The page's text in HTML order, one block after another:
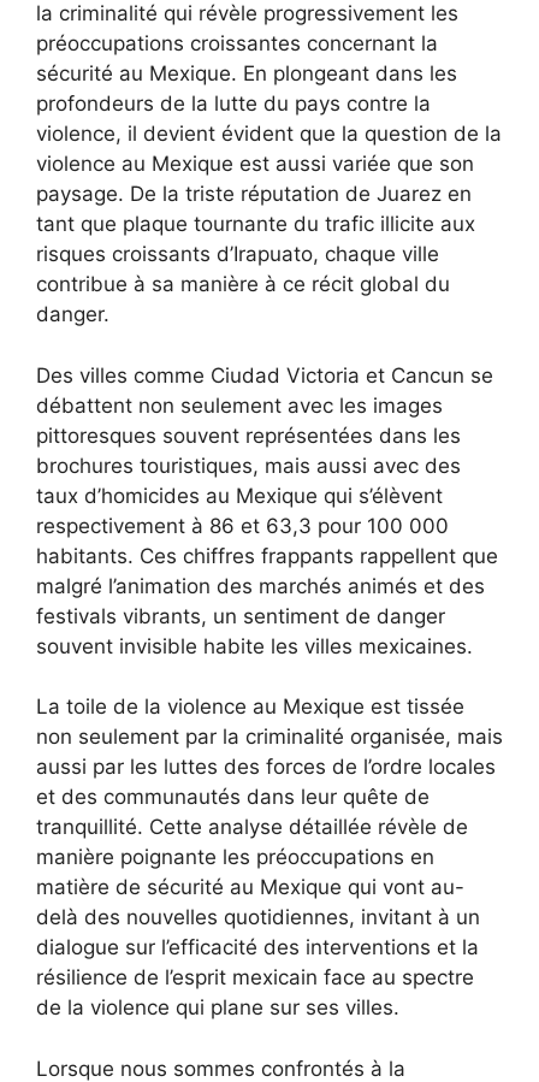
la criminalité qui révèle progressivement les
préoccupations croissantes concernant la
sécurité au Mexique. En plongeant dans les
profondeurs de la lutte du pays contre la
violence, il devient évident que la question de la
violence au Mexique est aussi variée que son
paysage. De la triste réputation de Juarez en
tant que plaque tournante du trafic illicite aux
risques croissants d’Irapuato, chaque ville
contribue à sa manière à ce récit global du
danger.
Des villes comme Ciudad Victoria et Cancun se
débattent non seulement avec les images
pittoresques souvent représentées dans les
brochures touristiques, mais aussi avec des
taux d’homicides au Mexique qui s’élèvent
respectivement à 86 et 63,3 pour 100 000
habitants. Ces chiffres frappants rappellent que
malgré l’animation des marchés animés et des
festivals vibrants, un sentiment de danger
souvent invisible habite les villes mexicaines.
La toile de la violence au Mexique est tissée
non seulement par la criminalité organisée, mais
aussi par les luttes des forces de l’ordre locales
et des communautés dans leur quête de
tranquillité. Cette analyse détaillée révèle de
manière poignante les préoccupations en
matière de sécurité au Mexique qui vont au-
delà des nouvelles quotidiennes, invitant à un
dialogue sur l’efficacité des interventions et la
résilience de l’esprit mexicain face au spectre
de la violence qui plane sur ses villes.
Lorsque nous sommes confrontés à la